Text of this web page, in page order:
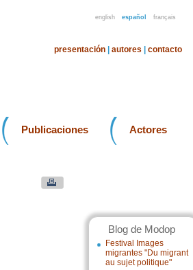
english español français
presentación autores contacto
Publicaciones Actores
Blog de Modop
Festival Images
migrantes "Du migrant
au sujet politique"